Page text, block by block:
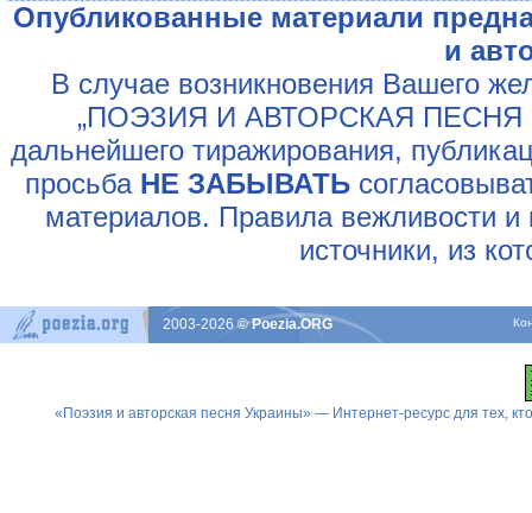
Опубликованные материали
и
В случае возникновения Вашего
„ПОЭЗИЯ И АВТОРСКАЯ ПЕСНЯ
дальнейшего тиражирования,
просьба НЕ ЗАБЫВАТЬ
материалов. Правила вежливости и
источники, из
2003-2026© Poezia.ORG
«Поэзия и авторская песня Украины» — Интернет-ресурс для тех,